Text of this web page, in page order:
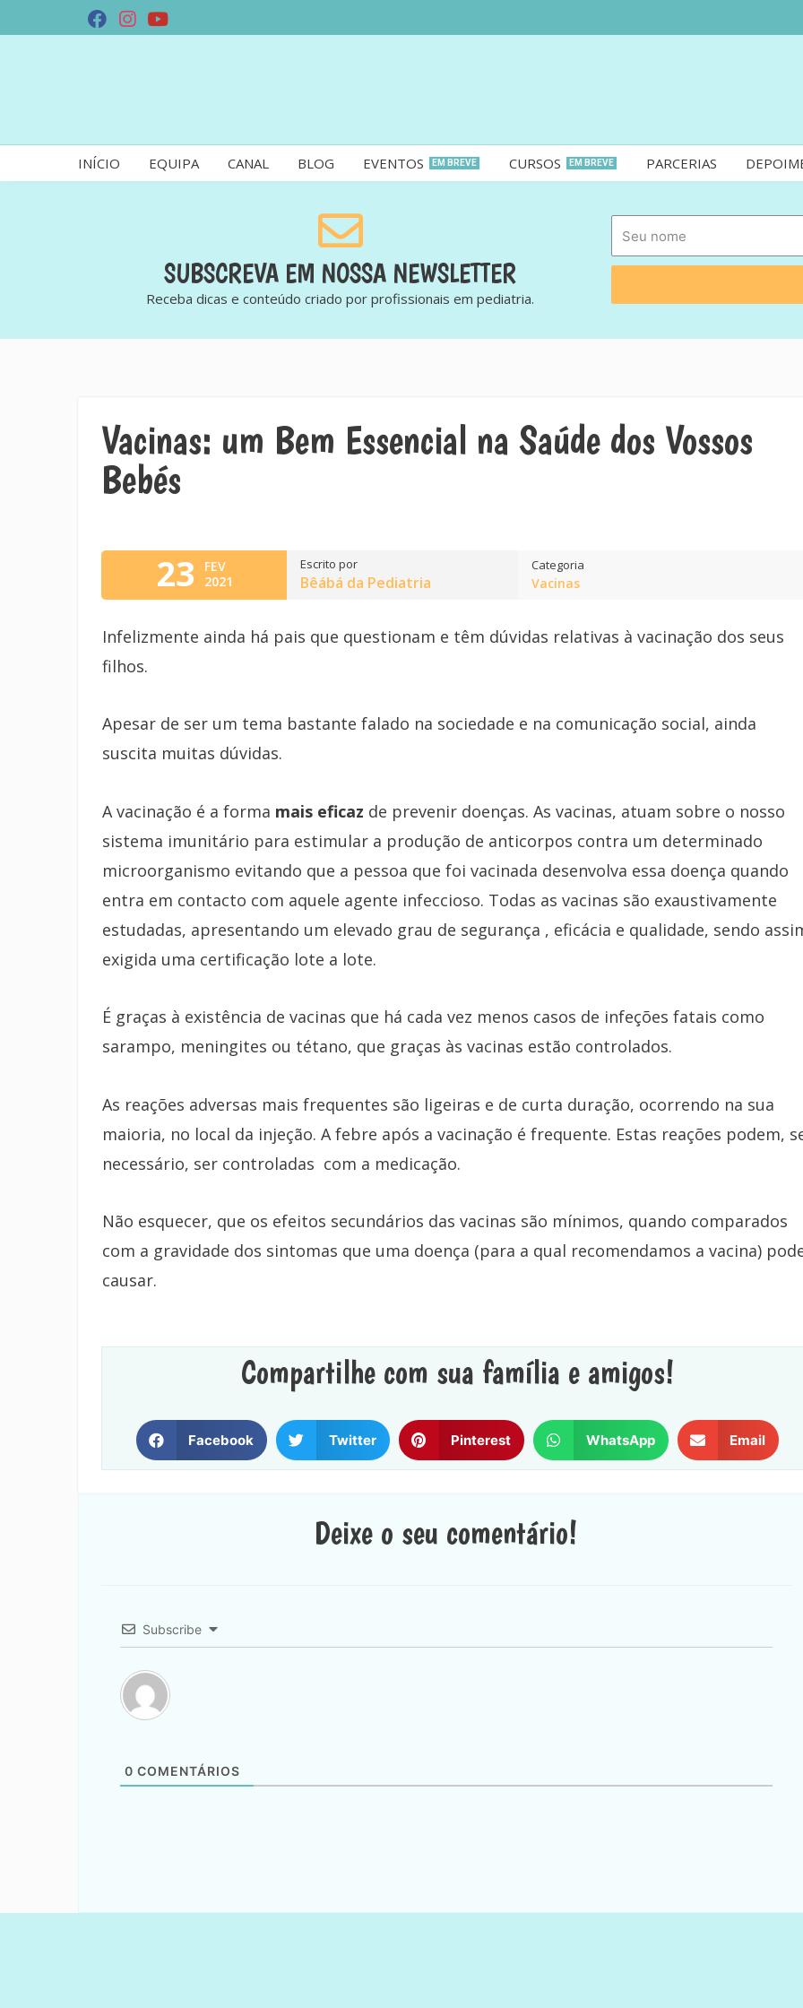
INÍCIO EQUIPA CANAL BLOG EVENTOS EM BREVE CURSOS EM BREVE PARCERIAS
SUBSCREVA EM NOSSA NEWSLETTER
Receba dicas e conteúdo criado por profissionais em pediatria.
Vacinas: um Bem Essencial na Saúde dos Vossos
Bebés
23
FEV
2021
Escrito por
Bêábá da Pediatria
Categoria
Vacinas
Infelizmente ainda há pais que questionam e têm dúvidas relativas à vacinação dos seus
filhos.
Apesar de ser um tema bastante falado na sociedade e na comunicação social, ainda
suscita muitas dúvidas.
A vacinação é a forma mais eficaz de prevenir doenças. As vacinas, atuam sobre o nosso
sistema imunitário para estimular a produção de anticorpos contra um determinado
microorganismo evitando que a pessoa que foi vacinada desenvolva essa doença quando
entra em contacto com aquele agente infeccioso. Todas as vacinas são exaustivamente
estudadas, apresentando um elevado grau de segurança , eficácia e qualidade, sendo
exigida uma certificação lote a lote.
É graças à existência de vacinas que há cada vez menos casos de infeções fatais como
sarampo, meningites ou tétano, que graças às vacinas estão controlados.
As reações adversas mais frequentes são ligeiras e de curta duração, ocorrendo na sua
maioria, no local da injeção. A febre após a vacinação é frequente. Estas reações podem,
necessário, ser controladas com a medicação.
Não esquecer, que os efeitos secundários das vacinas são mínimos, quando comparados
com a gravidade dos sintomas que uma doença (para a qual recomendamos a vacina)
causar.
Compartilhe com sua família e amigos!
Facebook Twitter Pinterest WhatsApp Email
Deixe o seu comentário!
Subscribe
0 COMENTÁRIOS